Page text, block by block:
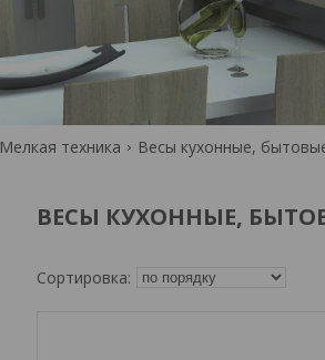
Мелкая техника Весы кухонные,
ВЕСЫ КУХОННЫЕ,